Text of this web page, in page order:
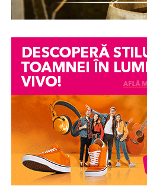
într-un conflict personal, o
serioase asupra imaginii și
Din păcate, chiar și atunci când
ulterior nefondate, efectele
persista. Încrederea colegilor, a
membrilor familiei poate fi
recâștigare a acesteia poate fi
În astfel de împrejurări, unele
voluntar să efectueze un test
veridicitatea declarațiilor lor.